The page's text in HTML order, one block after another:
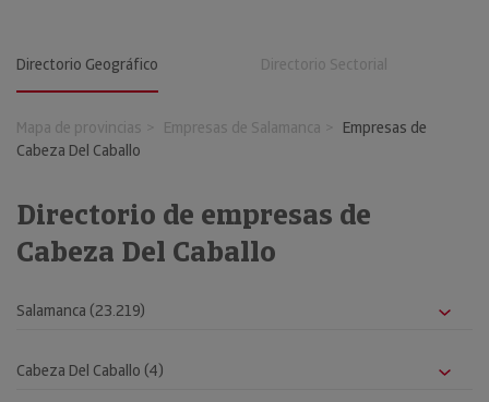
Directorio Geográfico Directorio Sectorial
Mapa de provincias Empresas de Salamanca
Empresas de
Cabeza Del Caballo
Directorio de empresas de
Cabeza Del Caballo